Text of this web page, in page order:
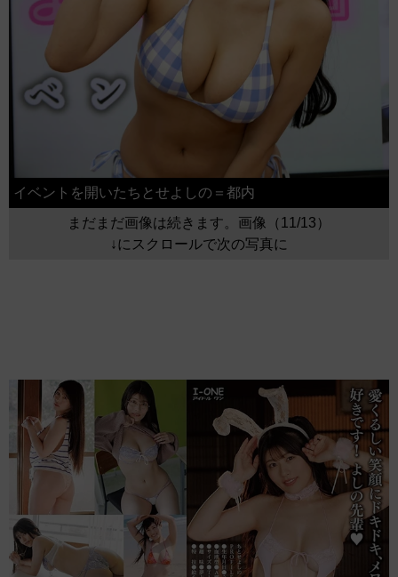
イベントを開いたちとせよしの＝都内
まだまだ画像は続きます。画像（11/13）
↓にスクロールで次の写真に